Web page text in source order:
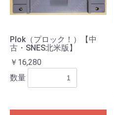
Plok（プロック！）【中
古・SNES北米版】
￥16,280
数量